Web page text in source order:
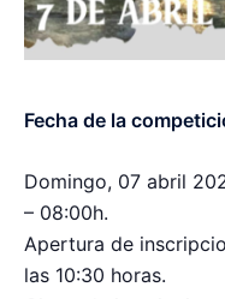
Fecha de la
Domingo, 07 abril
– 08:00h.
Apertura de
las 10:30 horas.